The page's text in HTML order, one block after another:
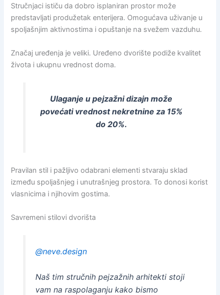
Stručnjaci ističu da dobro isplaniran prostor može
predstavljati produžetak enterijera. Omogućava uživanje u
spoljašnjim aktivnostima i opuštanje na svežem vazduhu.
Značaj uređenja je veliki. Uređeno dvorište podiže kvalitet
života i ukupnu vrednost doma.
Ulaganje u pejzažni dizajn može
povećati vrednost nekretnine za 15%
do 20%.
Pravilan stil i pažljivo odabrani elementi stvaraju sklad
između spoljašnjeg i unutrašnjeg prostora. To donosi korist
vlasnicima i njihovim gostima.
Savremeni stilovi dvorišta
@neve.design
Naš tim stručnih pejzažnih arhitekti stoji
vam na raspolaganju kako bismo